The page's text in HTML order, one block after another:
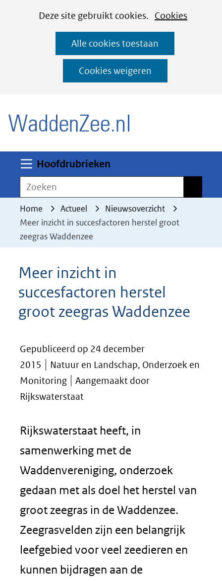
CookiesDeze site gebruikt cookies. Cookies
deze
worden
toegestaan
geweigerd.
Alle cookies toestaan
Cookies weigeren
Ga
naar
de
inhoud
Hoofdrubrieken
Zoeken
Home Actueel
Nieuwsoverzicht
Meer inzicht in succesfactoren herstel groot
zeegras Waddenzee
Meer inzicht in
succesfactoren herstel
groot zeegras Waddenzee
Gepubliceerd op 24 december
2015
Natuur en Landschap, Onderzoek en
Monitoring
Aangemaakt door
Rijkswaterstaat
Rijkswaterstaat heeft, in
samenwerking met de
Waddenvereniging, onderzoek
gedaan met als doel het herstel van
groot zeegras in de Waddenzee.
Zeegrasvelden zijn een belangrijk
leefgebied voor veel zeedieren en
kunnen bijdragen aan de